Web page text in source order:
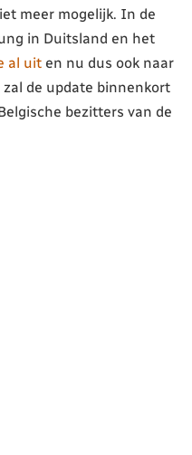
meer mogelijk. In de
in Duitsland en het
al uit en nu dus ook naar
de update binnenkort
bezitters van de